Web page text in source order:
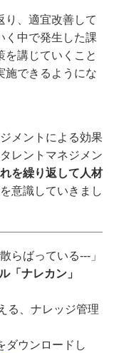
り、適宜改善して
く中で発生した課
を講じていくこと
施できるようにな
メントによる効果
レントマネジメン
を繰り返して人材
意識していきまし
らばっている---」
「ナレカン」
る、ナレッジ管理
ダウンロードし